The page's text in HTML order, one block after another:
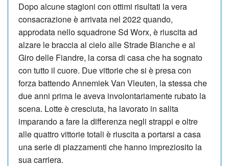
Dopo alcune stagioni con ottimi risultati la vera
consacrazione è arrivata nel 2022 quando,
approdata nello squadrone Sd Worx, è riuscita ad
alzare le braccia al cielo alle Strade Bianche e al
Giro delle Fiandre, la corsa di casa che ha sognato
con tutto il cuore. Due vittorie che si è presa con
forza battendo Annemiek Van Vleuten, la stessa che
due anni prima le aveva involontariamente rubato la
scena. Lotte è cresciuta, ha lavorato in salita
imparando a fare la differenza negli strappi e oltre
alle quattro vittorie totali è riuscita a portarsi a casa
una serie di piazzamenti che hanno impreziosito la
sua carriera.